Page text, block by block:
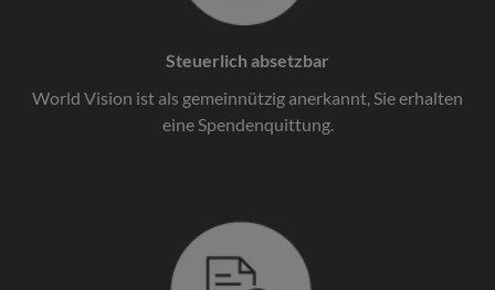
Steuerlich absetzbar
World Vision ist als gemeinnützig anerkannt, Sie erhalten
eine Spendenquittung.